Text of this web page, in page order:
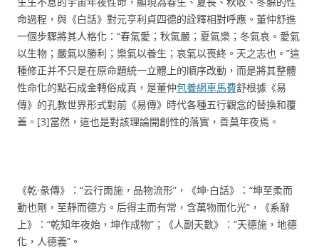
命過程，與《白話》對元亨利貞四德的詮釋相對呼應。董仲舒進
一個步驟將其人格化：“春氣愛；秋氣嚴；夏氣樂；冬氣哀。愛氣
以生物；嚴氣以勝利；樂氣以養生；哀氣以喪終。天之志也。”這
種修正并不只是在原命題統一立體上的順序改動，而是將其整體
性命化的點石成金轉俗成真，是董仲包養網車馬費舒根據《易
傳》的孔教世界形式對前《易傳》時代各種五行觀念的替換和覆
蓋。[3]當然，這也是對該理論開創性的落實，善莫年夜焉。
《乾·彖傳》：“云行雨施，品物流形”，《坤·白話》：“坤至柔而
動也剛，至靜而德方。后得主而有常，含萬物而化光”，《系辭
上》：“乾知年夜始，坤作成物”；《人副天數》：“天德施，地德
化，人德義”。